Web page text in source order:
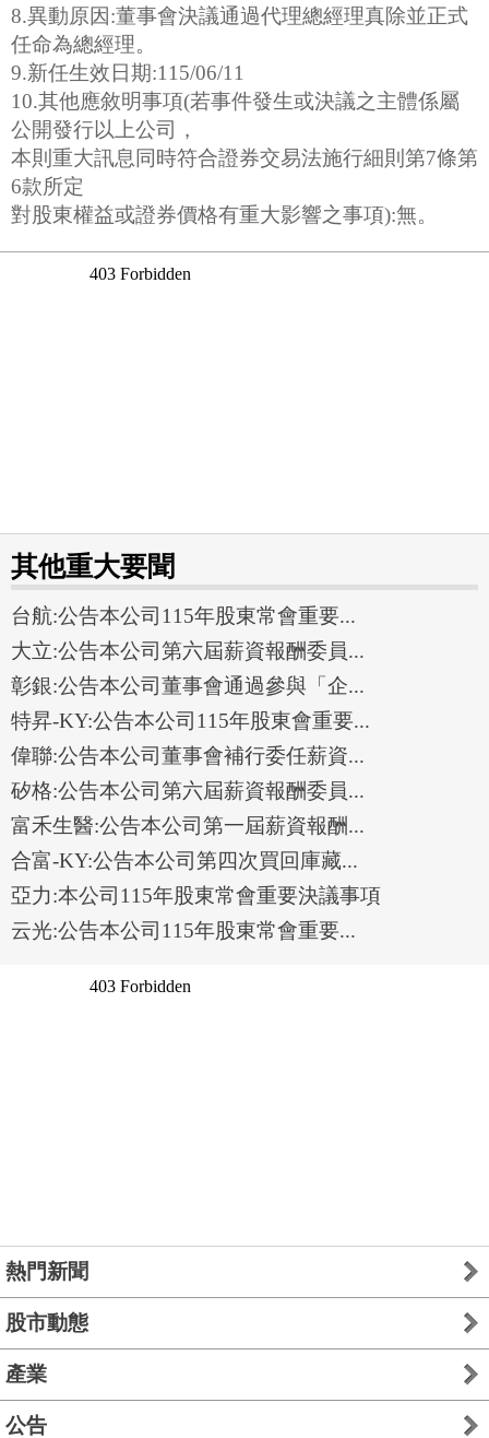
8.異動原因:董事會決議通過代理總經理真除並正式
任命為總經理。
9.新任生效日期:115/06/11
10.其他應敘明事項(若事件發生或決議之主體係屬
公開發行以上公司，
本則重大訊息同時符合證券交易法施行細則第7條第
6款所定
對股東權益或證券價格有重大影響之事項):無。
其他重大要聞
台航:公告本公司115年股東常會重要...
大立:公告本公司第六屆薪資報酬委員...
彰銀:公告本公司董事會通過參與「企...
特昇-KY:公告本公司115年股東會重要...
偉聯:公告本公司董事會補行委任薪資...
矽格:公告本公司第六屆薪資報酬委員...
富禾生醫:公告本公司第一屆薪資報酬...
合富-KY:公告本公司第四次買回庫藏...
亞力:本公司115年股東常會重要決議事項
云光:公告本公司115年股東常會重要...
熱門新聞
股市動態
產業
公告